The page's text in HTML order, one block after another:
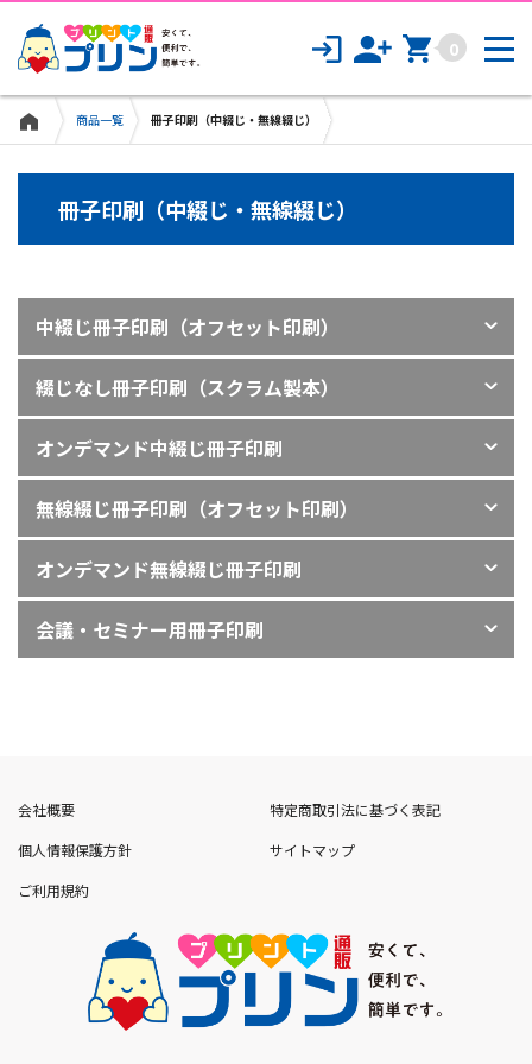
0
CD/DVD/Blu-rayジャケット印刷
シール・ステッカー印刷
ビジネスアイテム
名刺印刷
ファイル印刷
その他のビジネス商品
ディスプレイ
サインディスプレイ
飲食店メニュー
ノベルティグッズ
商品一覧 冊子印刷（中綴じ・無線綴じ）
冊子印刷（中綴じ・無線綴じ）
中綴じ冊子印刷（オフセット印刷）
綴じなし冊子印刷（スクラム製本）
オンデマンド中綴じ冊子印刷
無線綴じ冊子印刷（オフセット印刷）
オンデマンド無線綴じ冊子印刷
会議・セミナー用冊子印刷
会社概要
特定商取引法に基づく表記
個人情報保護方針
サイトマップ
ご利用規約